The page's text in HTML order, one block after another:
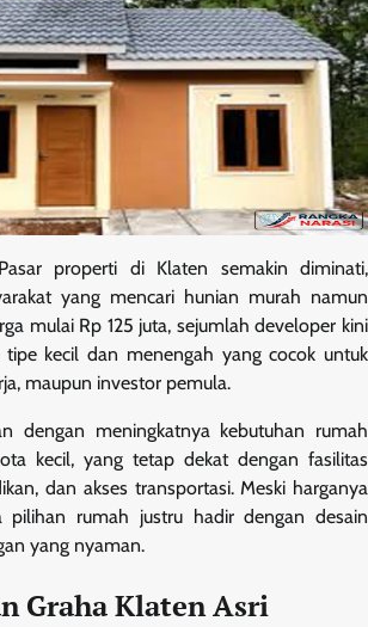
Pasar properti di Klaten semakin diminati,
yang mencari hunian murah namun
mulai Rp 125 juta, sejumlah developer kini
kecil dan menengah yang cocok untuk
maupun investor pemula.
dengan meningkatnya kebutuhan rumah
kecil, yang tetap dekat dengan fasilitas
dan akses transportasi. Meski harganya
pilihan rumah justru hadir dengan desain
yang nyaman.
Graha Klaten Asri